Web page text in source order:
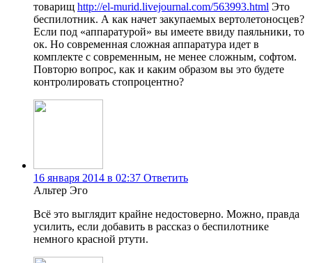
товарищ http://el-murid.livejournal.com/563993.html Это
беспилотник. А как начет закупаемых вертолетоносцев?
Если под «аппаратурой» вы имеете ввиду паяльники, то
ок. Но современная сложная аппаратура идет в
комплекте с современным, не менее сложным, софтом.
Повторю вопрос, как и каким образом вы это будете
контролировать стопроцентно?
16 января 2014 в 02:37 Ответить
Альтер Эго
Всё это выглядит крайне недостоверно. Можно, правда
усилить, если добавить в рассказ о беспилотнике
немного красной ртути.